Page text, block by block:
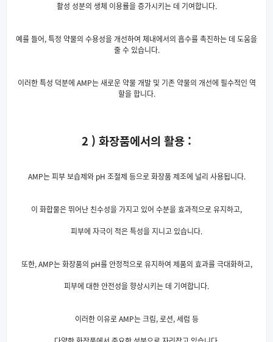
활성 성분의 생체 이용률을 증가시키는 데 기여합니다.
예를 들어, 특정 약물의 수용성을 개선하여 체내에서의 흡수를 촉진하는 데 도움을
줄 수 있습니다.
이러한 특성 덕분에 AMP는 새로운 약물 개발 및 기존 약물의 개선에 필수적인 역
할을 합니다.
2 ) 화장품에서의 활용 :
AMP는 피부 보습제와 pH 조절제 등으로 화장품 제조에 널리 사용됩니다.
이 화합물은 뛰어난 친수성을 가지고 있어 수분을 효과적으로 유지하고,
피부에 자극이 적은 특성을 지니고 있습니다.
또한, AMP는 화장품의 pH를 안정적으로 유지하여 제품의 효과를 극대화하고,
피부에 대한 안전성을 향상시키는 데 기여합니다.
이러한 이유로 AMP는 크림, 로션, 세럼 등